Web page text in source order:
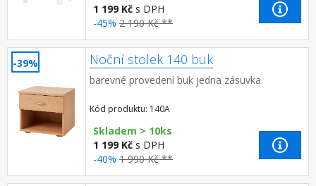
1 199 Kč s DPH
-45% 2 190 Kč **
-39% Noční stolek 140 buk
barevné provedení buk jedna zásuvka
Kód produktu: 140A
Skladem > 10ks
1 199 Kč s DPH
-40% 1 990 Kč **